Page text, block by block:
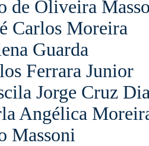
de Oliveira
Carlos Moreira
Guarda
Ferrara Junior
Jorge Cruz
Angélica
Massoni